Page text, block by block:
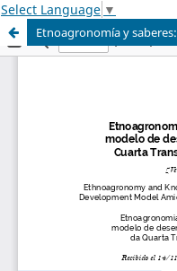
Select Language ▼
Etnoagronomía y saberes: